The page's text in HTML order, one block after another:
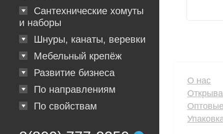
Сантехнические хомуты
и наборы
Шнуры, канаты, веревки
Мебельный крепёж
Развитие бизнеса
По направлениям
По свойствам
О нас